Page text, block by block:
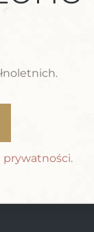
będą
w naszym
prywatności.